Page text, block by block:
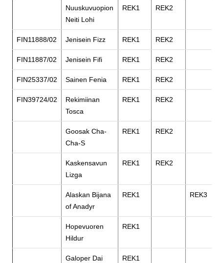
Nuuskuvuopion
Neiti Lohi
REK1 REK2
FIN11888/02 Jenisein Fizz REK1 REK2
FIN11887/02 Jenisein Fifi REK1 REK2
FIN25337/02 Sainen Fenia REK1 REK2
FIN39724/02
Rekimiinan
Tosca
REK1 REK2
Goosak Cha-
Cha-S
REK1 REK2
Kaskensavun
Lizga
REK1 REK2
Alaskan Bijana
of Anadyr
REK1 REK3
Hopevuoren
Hildur
REK1
Galoper Dai REK1